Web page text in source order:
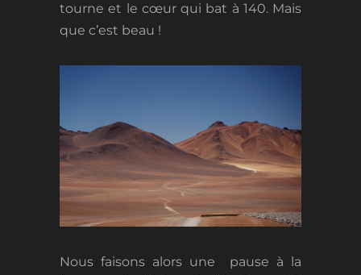
tourne et le cœur qui bat à 140. Mais
que c’est beau !
Nous faisons alors une pause à la